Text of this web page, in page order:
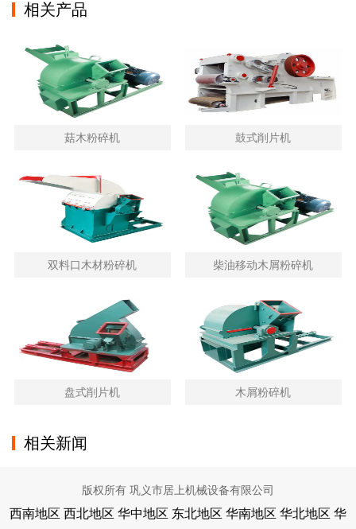
相关产品
菇木粉碎机 鼓式削片机
双料口木材粉碎机 柴油移动木屑粉碎机
盘式削片机 木屑粉碎机
相关新闻
版权所有 巩义市居上机械设备有限公司
西南地区 西北地区 华中地区 东北地区 华南地区 华北地区 华